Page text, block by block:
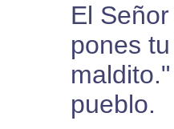
El
pones
pueblo.